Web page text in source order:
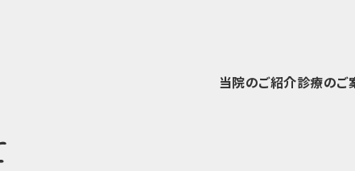
当院のご紹介診療のご